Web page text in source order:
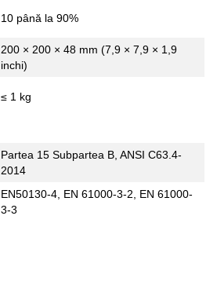
10 până la 90%
200 × 200 × 48 mm (7,9 × 7,9 × 1,9
inchi)
≤ 1 kg
Partea 15 Subpartea B, ANSI C63.4-
2014
EN50130-4, EN 61000-3-2, EN 61000-
3-3